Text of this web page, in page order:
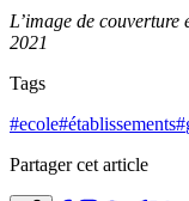
L’image de
2021
Tags
#ecole#établissements#
Partager cet article